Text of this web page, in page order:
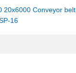
20x6000 Conveyor
16